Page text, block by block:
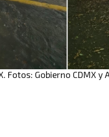
Fotos: Gobierno CDMX y